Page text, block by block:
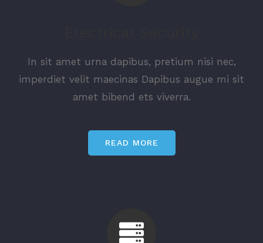
In sit amet urna dapibus, pretium nisi nec,
imperdiet velit maecinas Dapibus augue mi sit
amet bibend ets viverra.
READ MORE